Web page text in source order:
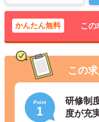
かんたん無料 この
この
Point
1
研修制
度が充